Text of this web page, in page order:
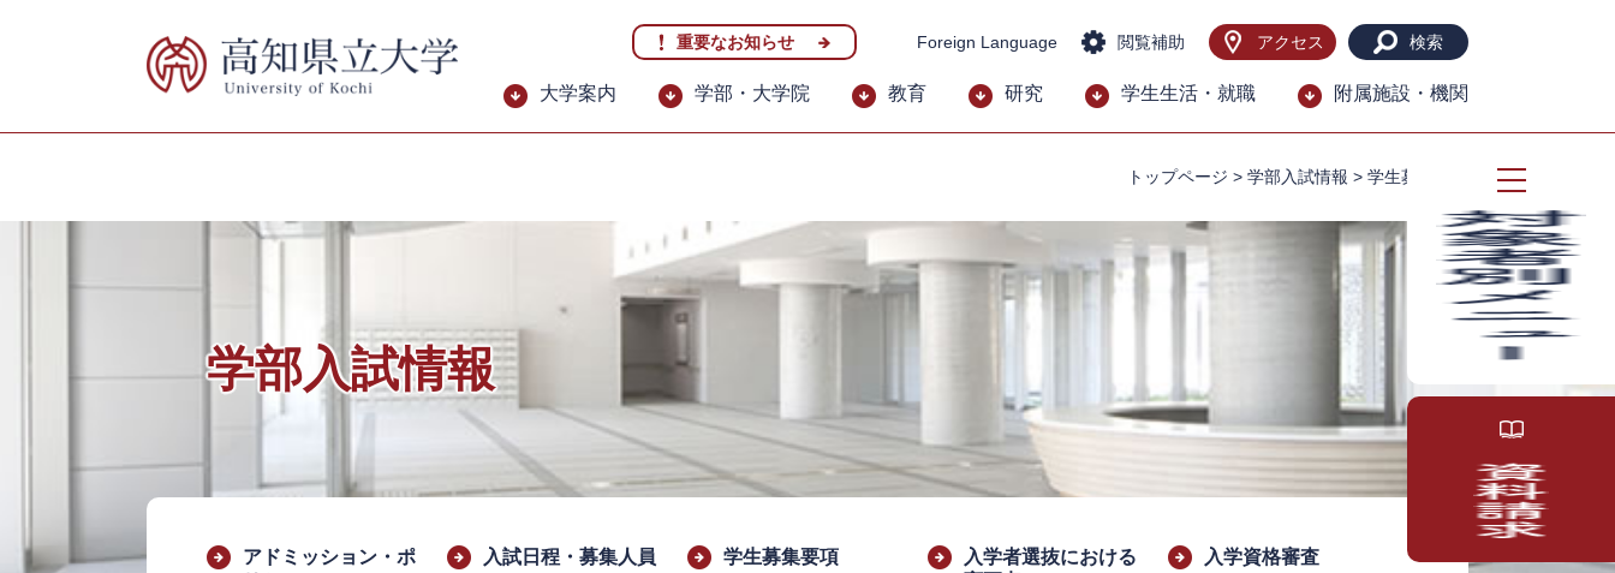
先
を
重要なお知らせ Foreign Language 閲覧補助 アクセス 検索
大学案内 学部・大学院 教育 研究 学生生活・就職 附属施設・機関
トップページ > 学部入試情報 > 学生募集要項
学部入試情報
本
アドミッション・ポ
入試日程・募集人員 学生募集要項
入学者選抜における
入学資格審査